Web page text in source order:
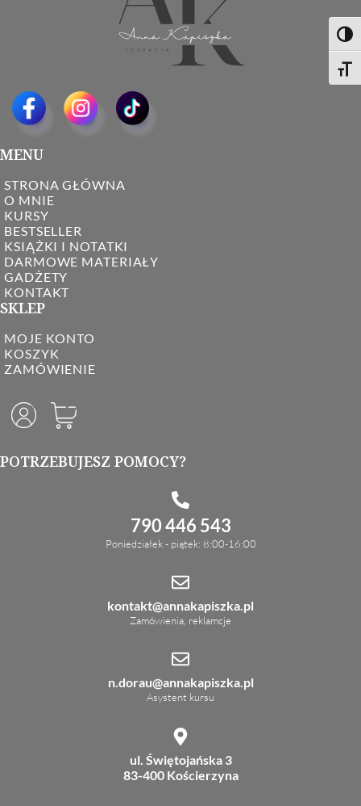
MENU
STRONA GŁÓWNA
O MNIE
KURSY
BESTSELLER
KSIĄŻKI I NOTATKI
DARMOWE MATERIAŁY
GADŻETY
KONTAKT
SKLEP
MOJE KONTO
KOSZYK
ZAMÓWIENIE
POTRZEBUJESZ POMOCY?
790 446 543
Poniedziałek - piątek: 8:00-16:00
kontakt@annakapiszka.pl
Zamówienia, reklamcje
n.dorau@annakapiszka.pl
Asystent kursu
ul. Świętojańska 3
83-400 Kościerzyna